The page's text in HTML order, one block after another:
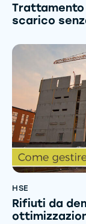
scarico
HSE
Rifiuti da